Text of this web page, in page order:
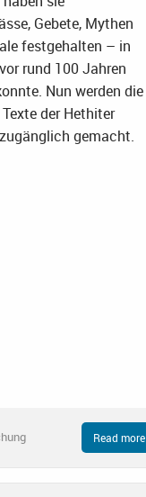
Gebete, Mythen
festgehalten – in
rund 100 Jahren
Nun werden die
der Hethiter
gemacht.
Read more